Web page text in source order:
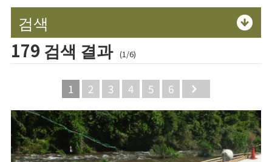
검색
179 검색 결과 (1/6)
1 2 3 4 5 6